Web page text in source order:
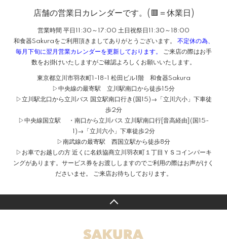
店舗の営業日カレンダーです。(🟥＝休業日)
営業時間 平日11:30～17:00 土日祝祭日11:30～18:00
和食器Sakuraをご利用頂きましてありがとうございます。 不定休の為、
毎月下旬に翌月営業カレンダーを更新しております。
ご来店の際はお手
数をお掛けいたしますがご確認よろしくお願いいたします。
東京都立川市羽衣町1-18-1 松田ビル1階 和食器Sakura
▷中央線の最寄駅 立川駅南口から徒歩15分
▷立川駅北口から立川バス 国立駅南口行き(国15)→「立川六小」下車徒
歩2分
▷中央線国立駅 ・南口から立川バス 立川駅南口行[音高経由](国15-
1)→「立川六小」下車徒歩2分
▷南武線の最寄駅 西国立駅から徒歩8分
▷お車でお越しの方 近くに名鉄協商立川羽衣町１丁目ＹＳコインパーキ
ングがあります。サービス券をお渡ししますのでご利用の際はお声がけく
ださいませ。 ご来店お待ちしております。